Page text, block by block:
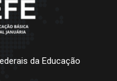
da Educação